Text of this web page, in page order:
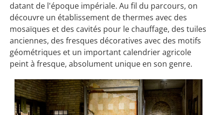
datant de l'époque impériale. Au fil du parcours, on
découvre un établissement de thermes avec des
mosaïques et des cavités pour le chauffage, des tuiles
anciennes, des fresques décoratives avec des motifs
géométriques et un important calendrier agricole
peint à fresque, absolument unique en son genre.